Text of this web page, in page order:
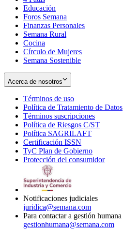
window
new
window
Educación
Foros Semana
Finanzas Personales
Semana Rural
Cocina
Círculo de Mujeres
Semana Sostenible
Acerca de nosotros
Términos de uso
in
new
window
Política de Tratamiento de Datos
Términos suscripciones
in
Política de Riesgos C/ST
Política SAGRILAFT
new
window
Certificación ISSN
in
new
TyC Plan de Gobierno
in
Protección del consumidorOpens
Notificaciones judiciales
juridica@semana.com
Para contactar a gestión humana
gestionhumana@semana.com